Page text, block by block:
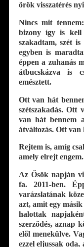
örök visszatérés
Nincs mit
bizony így is kell
szakadtam, szét
egyben is
éppen a zuhanás
átbucskázva is
emésztett.
Ott van hát
szétszakadás. Ott
van hát bennem
átváltozás. Ott van
Rejtem is, amíg
amely elrejt engem.
Az Ősök napján
fa. 2011-ben.
varázslatának
azt, amit egy
halottak
szerződés, aznap
elől menekülve.
ezzel eljussak